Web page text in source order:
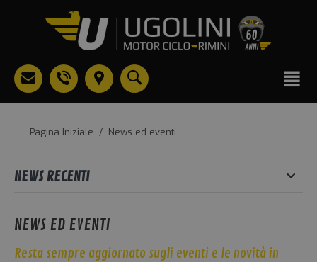
Pagina Iniziale / News ed eventi
NEWS RECENTI
NEWS ED EVENTI
Resta sempre aggiornato sugli eventi e le novità in